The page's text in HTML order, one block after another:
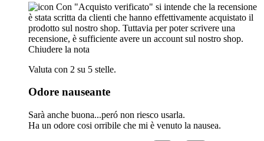
Con "Acquisto verificato" si intende che la recensione
è stata scritta da clienti che hanno effettivamente acquistato il
prodotto sul nostro shop. Tuttavia per poter scrivere una
recensione, è sufficiente avere un account sul nostro shop.
Chiudere la nota
Valuta con 2 su 5 stelle.
Odore nauseante
Sarà anche buona...peró non riesco usarla.
Ha un odore cosi orribile che mi è venuto la nausea.